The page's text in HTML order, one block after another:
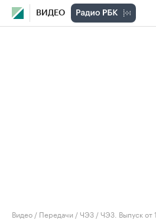
ВИДЕО
Видео / Передачи /ЧЭЗ /ЧЭЗ. Выпуск от